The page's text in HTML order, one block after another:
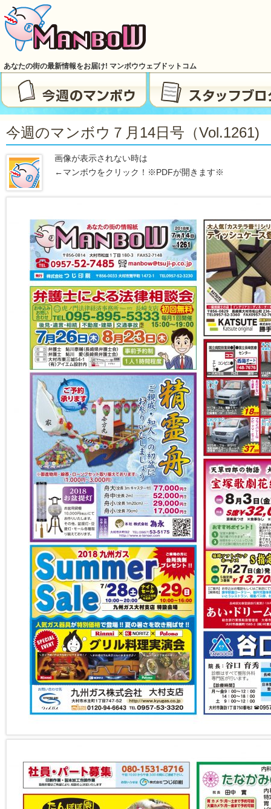
あなたの街の最新情報をお届け! マンボウウェブドットコム
今週のマンボウ７月14日号（vol.1261)
画像が表示されない時は
←マンボウをクリック！※PDFが開きます※